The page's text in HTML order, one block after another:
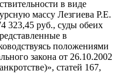
в виде
массу Лезгиева Р.Е.
323,45 руб., суды обеих
в
положениями
закона от 26.10.2002
статей 167,